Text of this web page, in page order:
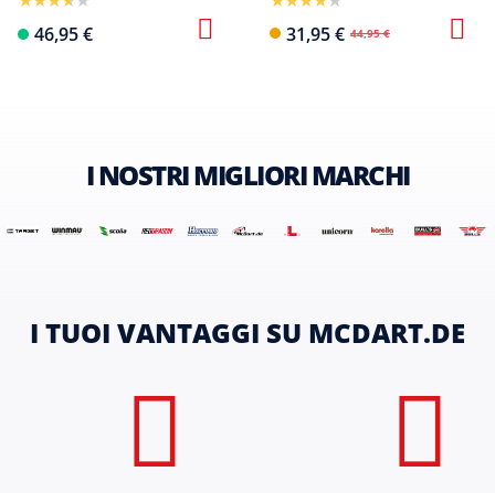
46,95 € 31,95 € 44,95 €
I NOSTRI MIGLIORI MARCHI
I TUOI VANTAGGI SU MCDART.DE